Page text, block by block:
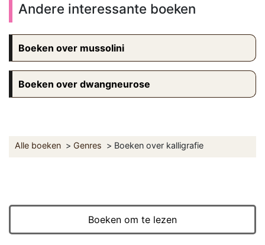
Andere interessante boeken
Boeken over mussolini
Boeken over dwangneurose
Alle boeken Genres Boeken over kalligrafie
Boeken om te lezen